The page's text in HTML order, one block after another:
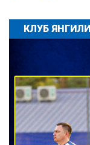
КЛУБ